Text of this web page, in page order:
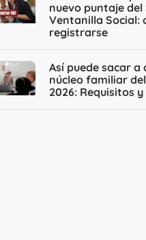
nuevo puntaje del
Ventanilla Social:
registrarse
Así puede sacar a
núcleo familiar
2026: Requisitos